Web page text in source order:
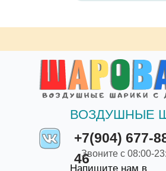
+7(904) 677-
46
ВОЗДУШНЫЕ
Звоните с 08:00-
Напишите нам в